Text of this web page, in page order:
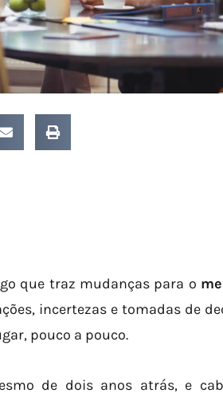
que traz mudanças para o
incertezas e tomadas de
pouco a pouco.
de dois anos atrás, e